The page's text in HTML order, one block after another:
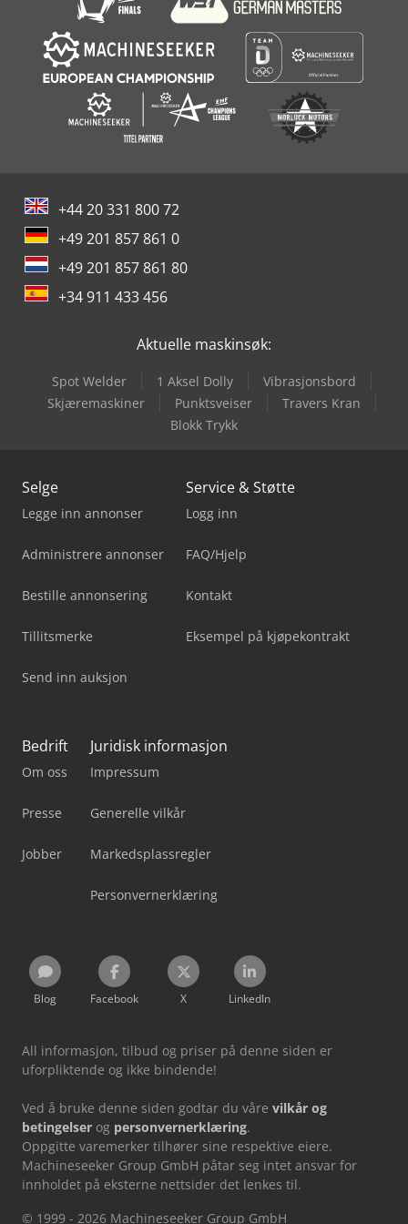
+44 20 331 800 72
+49 201 857 861 0
+49 201 857 861 80
+34 911 433 456
Aktuelle maskinsøk:
Spot Welder 1 Aksel Dolly
Vibrasjonsbord
Skjæremaskiner
Punktsveiser
Travers Kran
Blokk Trykk
Selge
Legge inn annonser
Administrere annonser
Bestille annonsering
Tillitsmerke
Send inn auksjon
Service & Støtte
Logg inn
FAQ/Hjelp
Kontakt
Eksempel på kjøpekontrakt
Bedrift
Om oss
Presse
Jobber
Juridisk informasjon
Impressum
Generelle vilkår
Markedsplassregler
Personvernerklæring
Blog Facebook X LinkedIn
All informasjon, tilbud og priser på denne siden er
uforpliktende og ikke bindende!
Ved å bruke denne siden godtar du våre vilkår og
betingelser og personvernerklæring.
Oppgitte varemerker tilhører sine respektive eiere.
Machineseeker Group GmbH påtar seg intet ansvar for
innholdet på eksterne nettsider det lenkes til.
© 1999 - 2026 Machineseeker Group GmbH